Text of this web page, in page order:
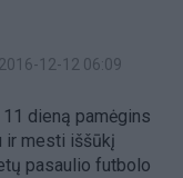
12-12 06:09
dieną pamėgins
ir mesti iššūkį
pasaulio futbolo